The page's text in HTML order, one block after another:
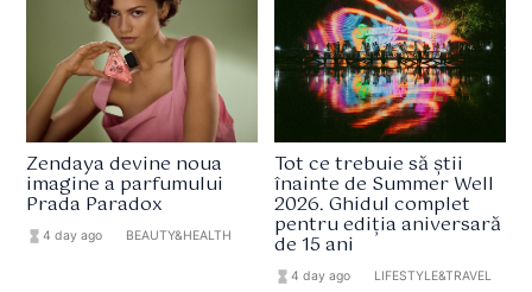
Zendaya devine noua
imagine a parfumului
Prada Paradox
hourglass_full4 day ago BEAUTY&HEALTH
Tot ce trebuie să știi
înainte de Summer Well
2026. Ghidul complet
pentru ediția aniversară
de 15 ani
hourglass_full 4 day ago LIFESTYLE&TRAVEL